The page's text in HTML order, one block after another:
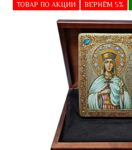
ТОВАР ПО АКЦИИ ВЕРНЁМ 5%